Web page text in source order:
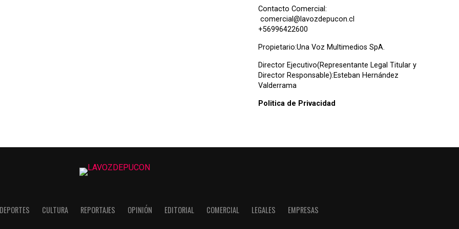
Contacto Comercial:
comercial@lavozdepucon.cl
+56996422600
Propietario:Una Voz Multimedios SpA.
Director Ejecutivo(Representante Legal Titular y
Director Responsable):Esteban Hernández
Valderrama
Politica de Privacidad
DEPORTES CULTURA REPORTAJES OPINIÓN EDITORIAL COMERCIAL LEGALES EMPRESAS